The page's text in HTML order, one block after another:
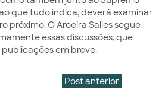
que tudo indica, deverá examinar
próximo. O Aroeira Salles segue
essas discussões, que
em breve.
Post anterior